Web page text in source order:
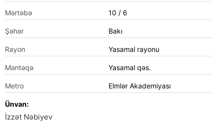
Mərtəbə 10 / 6
Şəhər Bakı
Rayon Yasamal rayonu
Məntəqə Yasamal qəs.
Metro Elmlər Akademiyası
Ünvan:
İzzət Nəbiyev